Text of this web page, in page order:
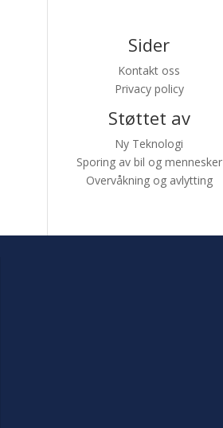
Sider
Kontakt oss
Privacy policy
Støttet av
Ny Teknologi
Sporing av bil og mennesker
Overvåkning og avlytting